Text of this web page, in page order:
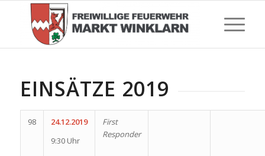
EINSÄTZE 2019
98
24.12.2019
9:30 Uhr
First
Responder